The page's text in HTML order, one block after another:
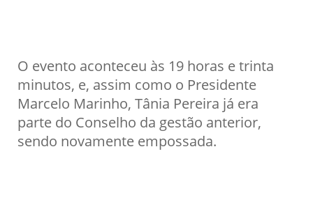
O evento aconteceu às 19 horas e trinta
minutos, e, assim como o Presidente
Marcelo Marinho, Tânia Pereira já era
parte do Conselho da gestão anterior,
sendo novamente empossada.